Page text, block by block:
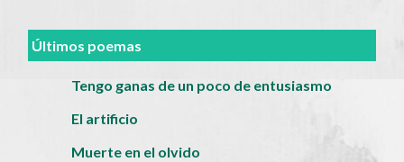
Últimos poemas
Tengo ganas de un poco de entusiasmo
El artificio
Muerte en el olvido